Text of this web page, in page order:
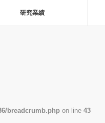
研究業績
breadcrumb.phpon line 43